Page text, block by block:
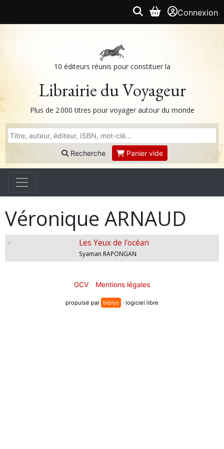
Connexion
10 éditeurs réunis pour constituer la
Librairie du Voyageur
Plus de 2 000 titres pour voyager autour du monde
Recherche Panier vide
Véronique ARNAUD
Les Yeux de l'océan
Syaman RAPONGAN
GCV Mentions légales
propulsé par biblys · logiciel libre